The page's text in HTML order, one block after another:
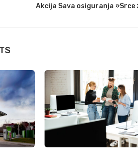
Akcija Sava osiguranja »Srce